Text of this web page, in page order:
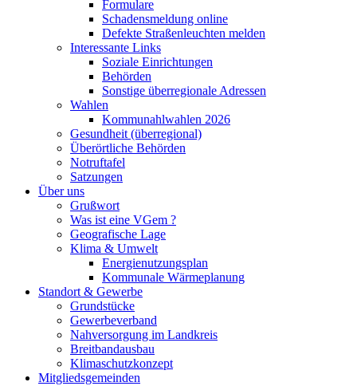
Formulare
Schadensmeldung online
Defekte Straßenleuchten melden
Interessante Links
Soziale Einrichtungen
Behörden
Sonstige überregionale Adressen
Wahlen
Kommunahlwahlen 2026
Gesundheit (überregional)
Überörtliche Behörden
Notruftafel
Satzungen
Über uns
Grußwort
Was ist eine VGem ?
Geografische Lage
Klima & Umwelt
Energienutzungsplan
Kommunale Wärmeplanung
Standort & Gewerbe
Grundstücke
Gewerbeverband
Nahversorgung im Landkreis
Breitbandausbau
Klimaschutzkonzept
Mitgliedsgemeinden